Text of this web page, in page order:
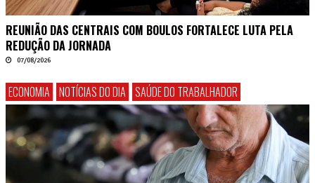
REUNIÃO DAS CENTRAIS COM BOULOS FORTALECE LUTA PELA
REDUÇÃO DA JORNADA
07/08/2026
ECONOMIA NOTÍCIAS DO DIA SAÚDE DO TRABALHADOR